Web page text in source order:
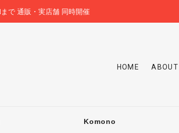
で 通販・実店舗 同時開催
HOME ABOUT
Komono